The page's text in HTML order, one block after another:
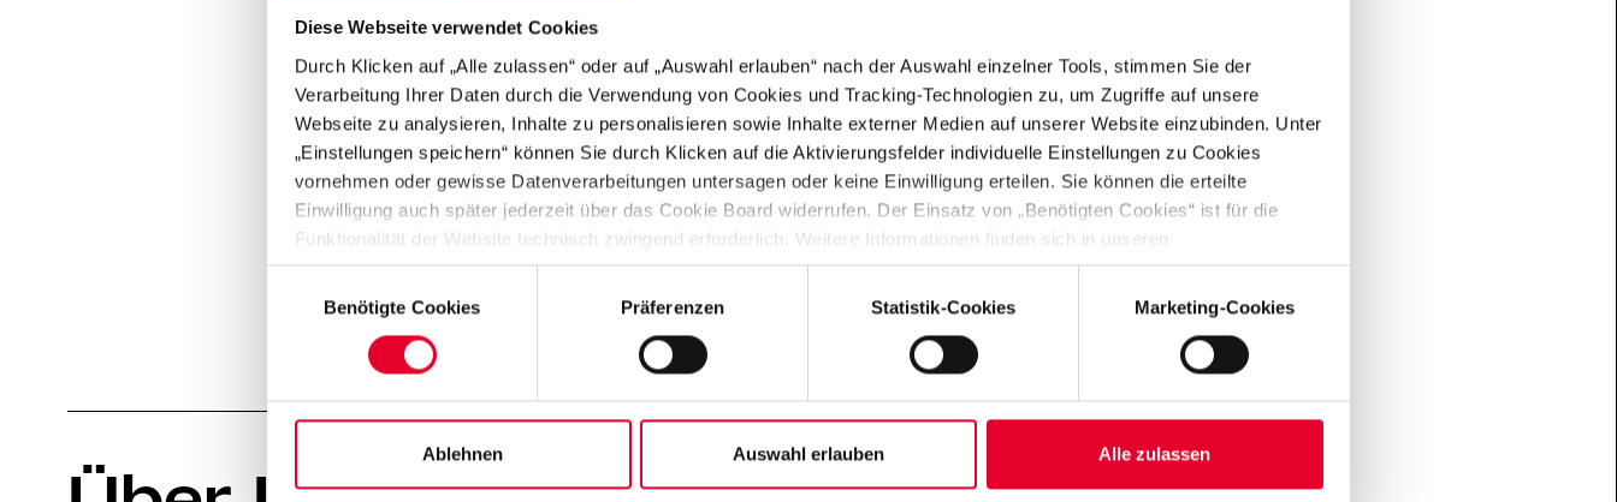
Diese Webseite verwendet Cookies
Durch Klicken auf „Alle zulassen“ oder auf „Auswahl erlauben“ nach der Auswahl einzelner Tools, stimmen Sie der
Verarbeitung Ihrer Daten durch die Verwendung von Cookies und Tracking-Technologien zu, um Zugriffe auf unsere
Webseite zu analysieren, Inhalte zu personalisieren sowie Inhalte externer Medien auf unserer Website einzubinden. Unter
„Einstellungen speichern“ können Sie durch Klicken auf die Aktivierungsfelder individuelle Einstellungen zu Cookies
vornehmen oder gewisse Datenverarbeitungen untersagen oder keine Einwilligung erteilen. Sie können die erteilte
Einwilligung auch später jederzeit über das Cookie Board widerrufen. Der Einsatz von „Benötigten Cookies“ ist für die
Funktionalität der Website technisch zwingend erforderlich. Weitere Informationen finden sich in unseren
Datenschutzhinweisen („Datenschutzhinweise“).
Benötigte Cookies
Präferenzen Statistik-Cookies Marketing-Cookies
Ablehnen Auswahl erlauben Alle zulassen
insbesondere wenn sie ehrverletzend oder geschäftsschädigend sind.
Kommentare, die automatisch/maschinell generiert wurden (insb. Bots) oder offensichtlich
Teil einer Kampagne sind, können ebenfalls entfernt bzw. deren Absender blockiert werden.